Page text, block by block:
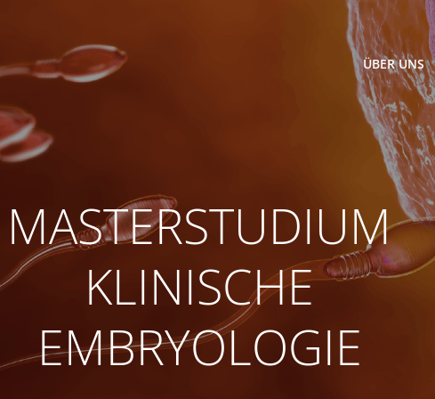
ÜBER UNS
MASTERSTUDIUM
KLINISCHE
EMBRYOLOGIE